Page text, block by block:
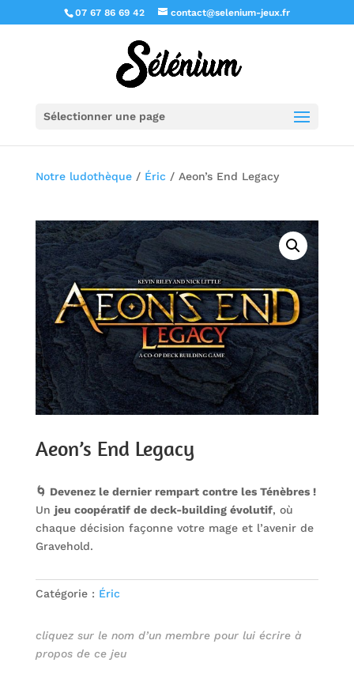
07 67 86 69 42 contact@selenium-jeux.fr
Sélectionner une page
Notre ludothèque/ Éric / Aeon’s End Legacy
Aeon’s End Legacy
🌀 Devenez le dernier rempart contre les Ténèbres !
Un jeu coopératif de deck-building évolutif, où
chaque décision façonne votre mage et l’avenir de
Gravehold.
Catégorie : Éric
cliquez sur le nom d’un membre pour lui écrire à
propos de ce jeu